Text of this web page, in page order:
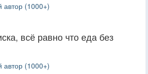
автор (1000+)
всё равно что еда без
автор (1000+)